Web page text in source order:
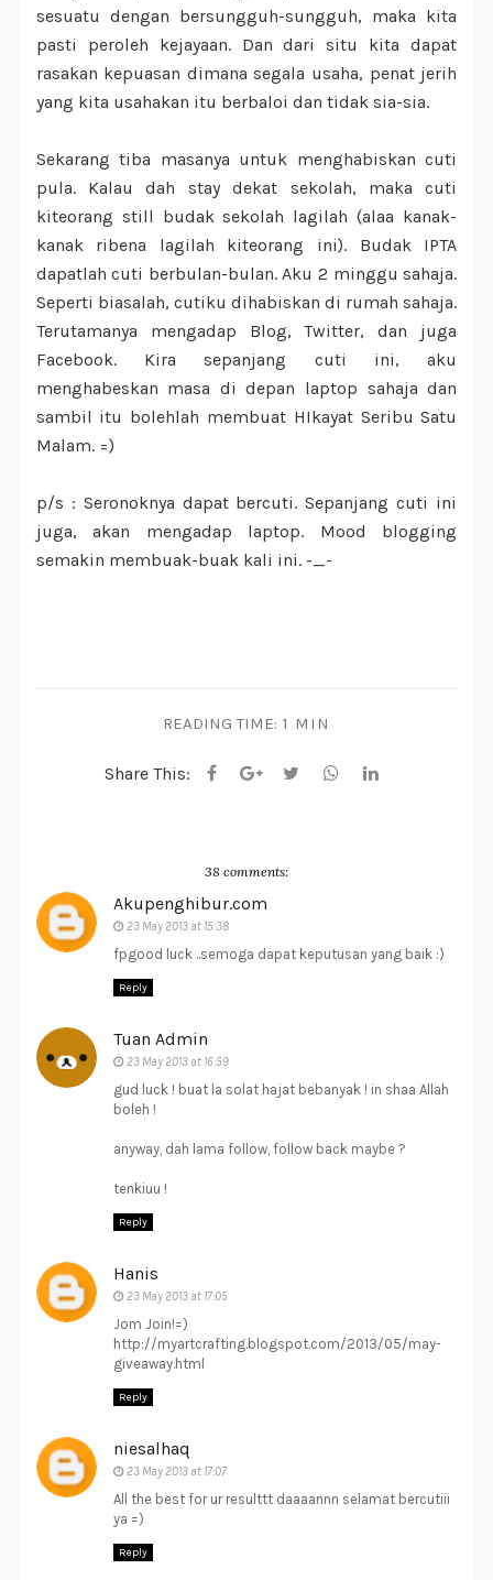
sesuatu dengan bersungguh-sungguh, maka kita
pasti peroleh kejayaan. Dan dari situ kita dapat
rasakan kepuasan dimana segala usaha, penat jerih
yang kita usahakan itu berbaloi dan tidak sia-sia.
Sekarang tiba masanya untuk menghabiskan cuti
pula. Kalau dah stay dekat sekolah, maka cuti
kiteorang still budak sekolah lagilah (alaa kanak-
kanak ribena lagilah kiteorang ini). Budak IPTA
dapatlah cuti berbulan-bulan. Aku 2 minggu sahaja.
Seperti biasalah, cutiku dihabiskan di rumah sahaja.
Terutamanya mengadap Blog, Twitter, dan juga
Facebook. Kira sepanjang cuti ini, aku
menghabeskan masa di depan laptop sahaja dan
sambil itu bolehlah membuat HIkayat Seribu Satu
Malam. =)
p/s : Seronoknya dapat bercuti. Sepanjang cuti ini
juga, akan mengadap laptop. Mood blogging
semakin membuak-buak kali ini. -_-
READING TIME: 1 MIN
Share This:
38 comments:
Akupenghibur.com
23 May 2013 at 15:38
fpgood luck ..semoga dapat keputusan yang baik :)
Reply
Tuan Admin
23 May 2013 at 16:59
gud luck ! buat la solat hajat bebanyak ! in shaa Allah
boleh !
anyway, dah lama follow, follow back maybe ?
tenkiuu !
Reply
Hanis
23 May 2013 at 17:05
Jom Join!=)
http://myartcrafting.blogspot.com/2013/05/may-
giveaway.html
Reply
niesalhaq
23 May 2013 at 17:07
All the best for ur resulttt daaaannn selamat bercutiii
ya =)
Reply